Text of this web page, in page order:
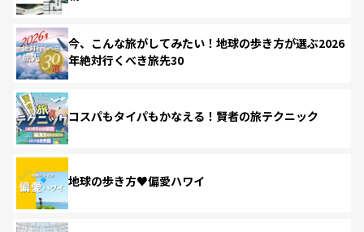
今、こんな旅がしてみたい！地球の歩き方が選ぶ2026
年絶対行くべき旅先30
コスパもタイパもかなえる！賢者の旅テクニック
地球の歩き方♥偏愛ハワイ